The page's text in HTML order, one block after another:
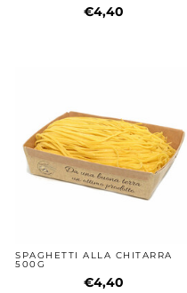
€4,40
SPAGHETTI ALLA CHITARRA
500G
€4,40